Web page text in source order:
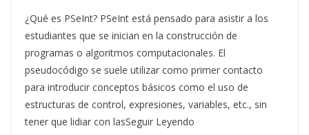
¿Qué es PSeInt? PSeInt está pensado para asistir a los
estudiantes que se inician en la construcción de
programas o algoritmos computacionales. El
pseudocódigo se suele utilizar como primer contacto
para introducir conceptos básicos como el uso de
estructuras de control, expresiones, variables, etc., sin
tener que lidiar con lasSeguir Leyendo